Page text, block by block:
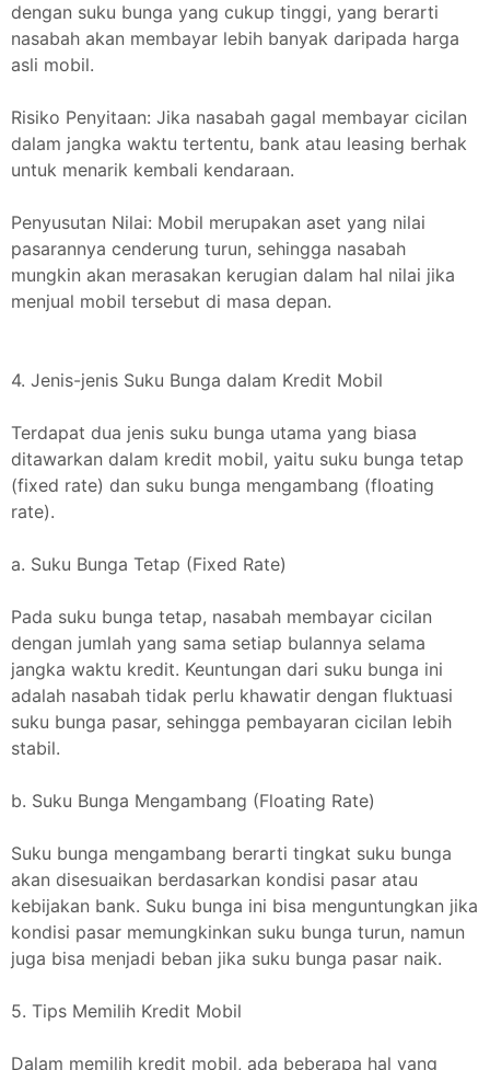
dengan suku bunga yang cukup tinggi, yang berarti
nasabah akan membayar lebih banyak daripada harga
asli mobil.
Risiko Penyitaan: Jika nasabah gagal membayar cicilan
dalam jangka waktu tertentu, bank atau leasing berhak
untuk menarik kembali kendaraan.
Penyusutan Nilai: Mobil merupakan aset yang nilai
pasarannya cenderung turun, sehingga nasabah
mungkin akan merasakan kerugian dalam hal nilai jika
menjual mobil tersebut di masa depan.
4. Jenis-jenis Suku Bunga dalam Kredit Mobil
Terdapat dua jenis suku bunga utama yang biasa
ditawarkan dalam kredit mobil, yaitu suku bunga tetap
(fixed rate) dan suku bunga mengambang (floating
rate).
a. Suku Bunga Tetap (Fixed Rate)
Pada suku bunga tetap, nasabah membayar cicilan
dengan jumlah yang sama setiap bulannya selama
jangka waktu kredit. Keuntungan dari suku bunga ini
adalah nasabah tidak perlu khawatir dengan fluktuasi
suku bunga pasar, sehingga pembayaran cicilan lebih
stabil.
b. Suku Bunga Mengambang (Floating Rate)
Suku bunga mengambang berarti tingkat suku bunga
akan disesuaikan berdasarkan kondisi pasar atau
kebijakan bank. Suku bunga ini bisa menguntungkan jika
kondisi pasar memungkinkan suku bunga turun, namun
juga bisa menjadi beban jika suku bunga pasar naik.
5. Tips Memilih Kredit Mobil
Dalam memilih kredit mobil, ada beberapa hal yang